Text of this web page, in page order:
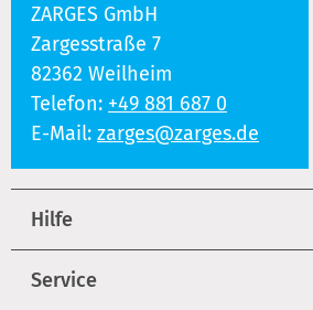
ZARGES GmbH
Zargesstraße 7
82362 Weilheim
Telefon: +49 881 687 0
E-Mail: zarges@zarges.de
Hilfe
Service